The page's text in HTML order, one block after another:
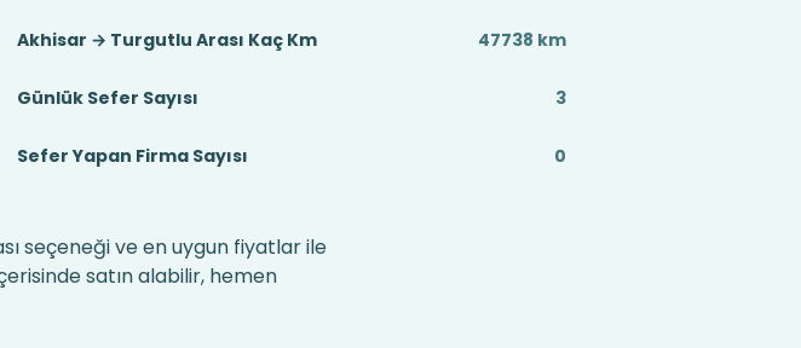
Akhisar → Turgutlu Arası Kaç Km 47738 km
Günlük Sefer Sayısı 3
Sefer Yapan Firma Sayısı 0
seçeneği ve en uygun fiyatlar ile
satın alabilir, hemen